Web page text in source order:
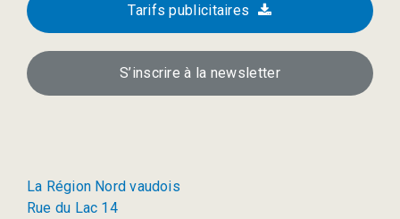
Tarifs publicitaires
S’inscrire à la newsletter
La Région Nord vaudois
Rue du Lac 14